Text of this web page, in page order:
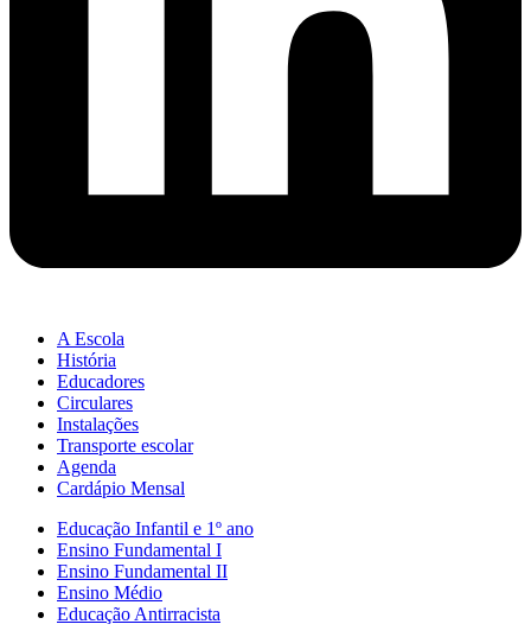
A Escola
História
Educadores
Circulares
Instalações
Transporte escolar
Agenda
Cardápio Mensal
Educação Infantil e 1º ano
Ensino Fundamental I
Ensino Fundamental II
Ensino Médio
Educação Antirracista